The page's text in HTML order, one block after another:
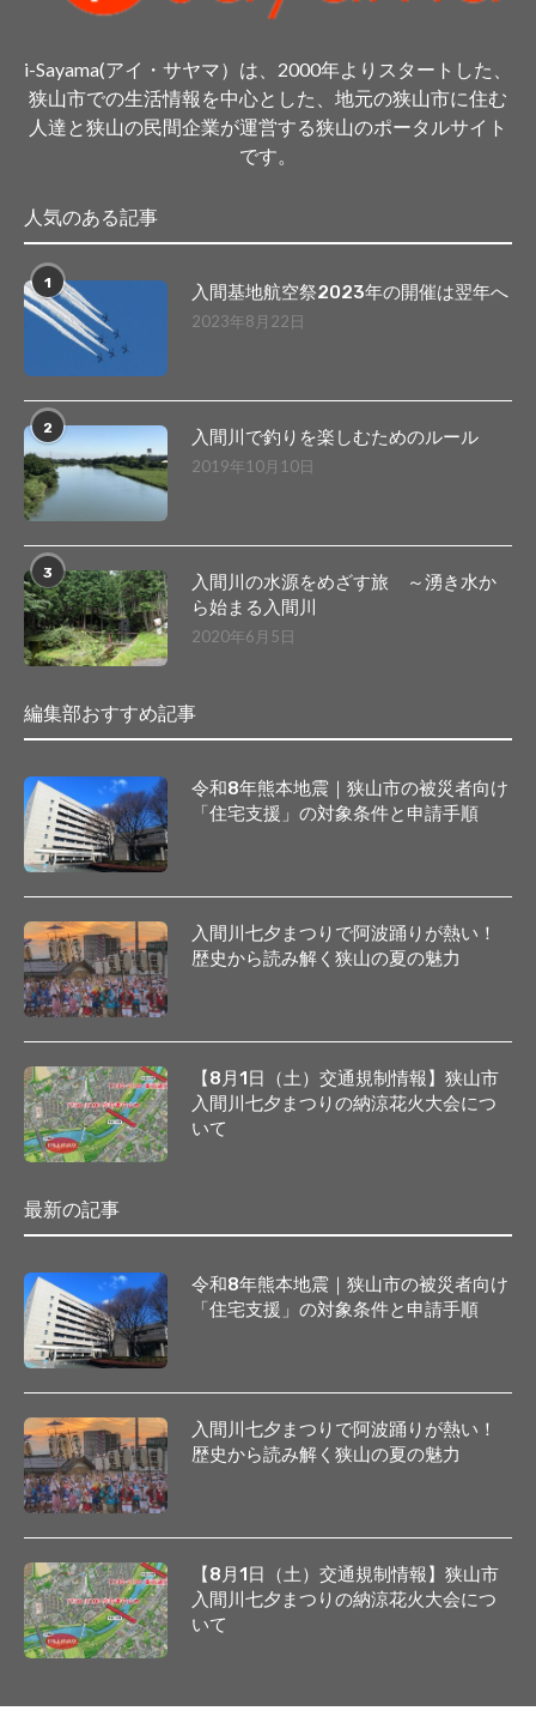
i-Sayama(アイ・サヤマ）は、2000年よりスタートした、
狭山市での生活情報を中心とした、地元の狭山市に住む
人達と狭山の民間企業が運営する狭山のポータルサイト
です。
人気のある記事
1 入間基地航空祭2023年の開催は翌年へ
2023年8月22日
2 入間川で釣りを楽しむためのルール
2019年10月10日
3
入間川の水源をめざす旅 ～湧き水か
ら始まる入間川
2020年6月5日
編集部おすすめ記事
令和8年熊本地震｜狭山市の被災者向け
「住宅支援」の対象条件と申請手順
入間川七夕まつりで阿波踊りが熱い！
歴史から読み解く狭山の夏の魅力
【8月1日（土）交通規制情報】狭山市
入間川七夕まつりの納涼花火大会につ
いて
最新の記事
令和8年熊本地震｜狭山市の被災者向け
「住宅支援」の対象条件と申請手順
入間川七夕まつりで阿波踊りが熱い！
歴史から読み解く狭山の夏の魅力
【8月1日（土）交通規制情報】狭山市
入間川七夕まつりの納涼花火大会につ
いて